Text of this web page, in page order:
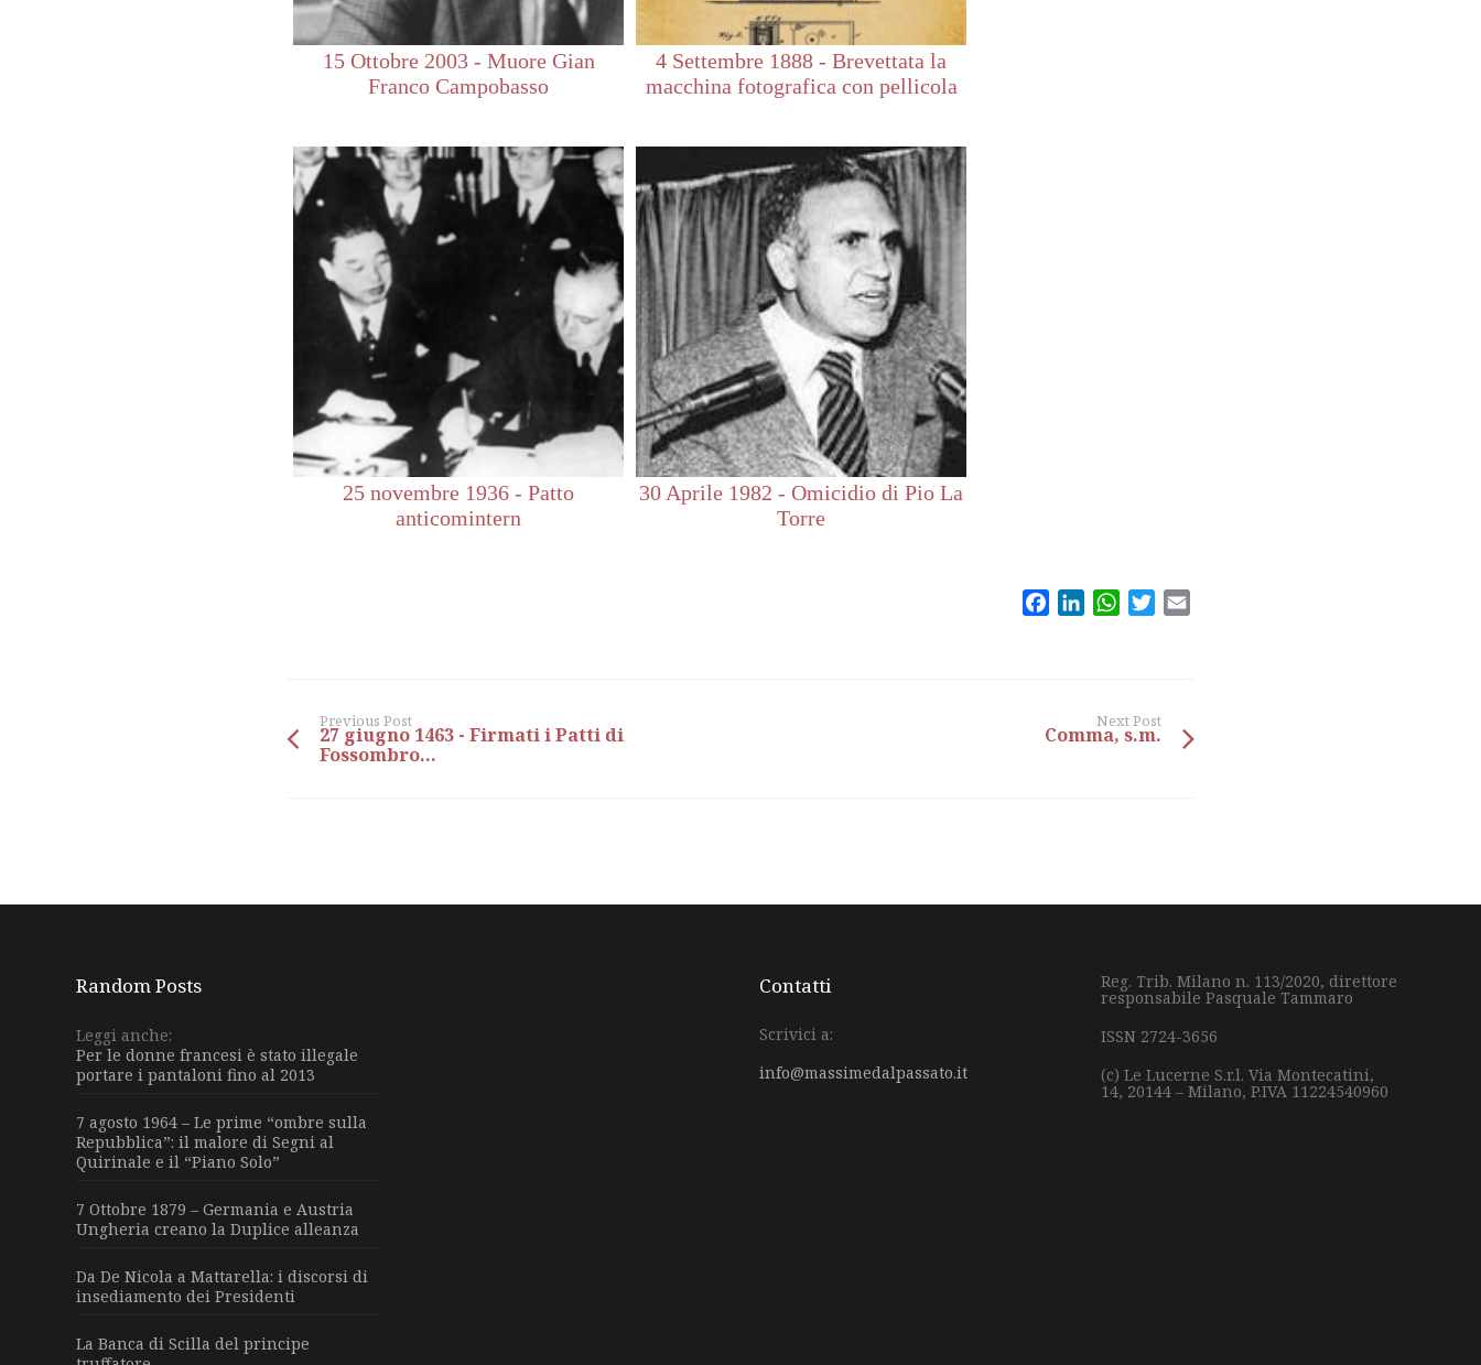
15 Ottobre 2003 - Muore Gian
Franco Campobasso
4 Settembre 1888 - Brevettata la
macchina fotografica con pellicola
25 novembre 1936 - Patto
anticomintern
30 Aprile 1982 - Omicidio di Pio La
Torre
FacebookLinkedInWhatsApp
Twitter
Previous Post
27 giugno 1463 - Firmati i Patti di
Fossombro...
Next Post
Comma, s.m.
Random Posts
Leggi anche:
Per le donne francesi è stato illegale
portare i pantaloni fino al 2013
7 agosto 1964 – Le prime “ombre sulla
Repubblica”: il malore di Segni al
Quirinale e il “Piano Solo”
7 Ottobre 1879 – Germania e Austria
Ungheria creano la Duplice alleanza
Da De Nicola a Mattarella: i discorsi di
insediamento dei Presidenti
La Banca di Scilla del principe
Contatti
Scrivici a:
info@massimedalpassato.it
Reg. Trib. Milano n. 113/2020, direttore
responsabile Pasquale Tammaro
ISSN 2724-3656
(c) Le Lucerne S.r.l. Via Montecatini,
14, 20144 – Milano, P.IVA 11224540960